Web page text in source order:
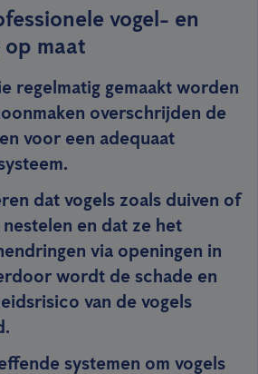
vogel- en
maat
regelmatig gemaakt worden
overschrijden de
voor een adequaat
dat vogels zoals duiven of
en dat ze het
via openingen in
wordt de schade en
van de vogels
systemen om vogels